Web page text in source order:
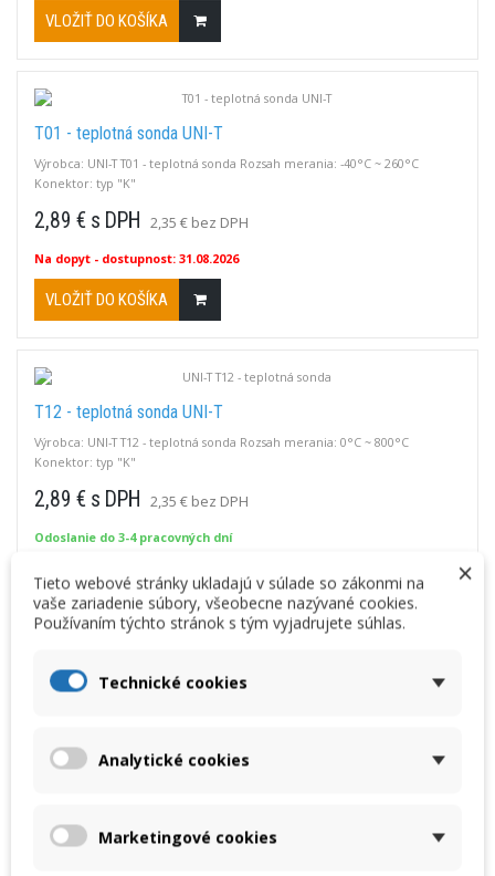
VLOŽIŤ DO KOŠÍKA
T01 - teplotná sonda UNI-T
Výrobca: UNI-T T01 - teplotná sonda Rozsah merania: -40°C ~ 260°C
Konektor: typ "K"
2,89 € s DPH 2,35 € bez DPH
Na dopyt - dostupnost: 31.08.2026
VLOŽIŤ DO KOŠÍKA
T12 - teplotná sonda UNI-T
Výrobca: UNI-T T12 - teplotná sonda Rozsah merania: 0°C ~ 800°C
Konektor: typ "K"
2,89 € s DPH 2,35 € bez DPH
Odoslanie do 3-4 pracovných dní
VLOŽIŤ DO KOŠÍKA
T07 teplotná sonda UNI-T
28,29 € s DPH
×
Tieto webové stránky ukladajú v súlade so zákonmi na
vaše zariadenie súbory, všeobecne nazývané cookies.
Používaním týchto stránok s tým vyjadrujete súhlas.
Technické cookies
Analytické cookies
Marketingové cookies